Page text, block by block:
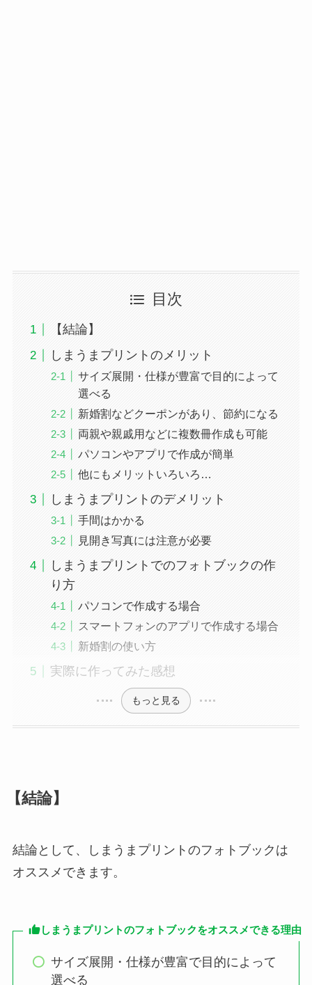
目次
【結論】
しまうまプリントのメリット
サイズ展開・仕様が豊富で目的によって
選べる
新婚割などクーポンがあり、節約になる
両親や親戚用などに複数冊作成も可能
パソコンやアプリで作成が簡単
他にもメリットいろいろ…
しまうまプリントのデメリット
手間はかかる
見開き写真には注意が必要
しまうまプリントでのフォトブックの作
り方
パソコンで作成する場合
スマートフォンのアプリで作成する場合
新婚割の使い方
実際に作ってみた感想
もっと見る
【結論】
結論として、しまうまプリントのフォトブックは
オススメできます。
しまうまプリントのフォトブックをオススメできる理由
サイズ展開・仕様が豊富で目的によって
選べる